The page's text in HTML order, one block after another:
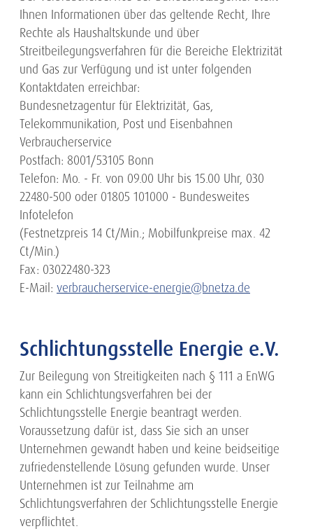
Ihnen Informationen über das geltende Recht, Ihre
Rechte als Haushaltskunde und über
Streitbeilegungsverfahren für die Bereiche Elektrizität
und Gas zur Verfügung und ist unter folgenden
Kontaktdaten erreichbar:
Bundesnetzagentur für Elektrizität, Gas,
Telekommunikation, Post und Eisenbahnen
Verbraucherservice
Postfach: 8001/53105 Bonn
Telefon: Mo. - Fr. von 09.00 Uhr bis 15.00 Uhr, 030
22480-500 oder 01805 101000 - Bundesweites
Infotelefon
(Festnetzpreis 14 Ct/Min.; Mobilfunkpreise max. 42
Ct/Min.)
Fax: 03022480-323
E-Mail: verbraucherservice-energie@bnetza.de
Schlichtungsstelle Energie e.V.
Zur Beilegung von Streitigkeiten nach § 111 a EnWG
kann ein Schlichtungsverfahren bei der
Schlichtungsstelle Energie beantragt werden.
Voraussetzung dafür ist, dass Sie sich an unser
Unternehmen gewandt haben und keine beidseitige
zufriedenstellende Lösung gefunden wurde. Unser
Unternehmen ist zur Teilnahme am
Schlichtungsverfahren der Schlichtungsstelle Energie
verpflichtet.